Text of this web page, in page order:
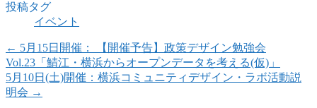
投稿タグ
イベント
← 5月15日開催： 【開催予告】政策デザイン勉強会
Vol.23「鯖江・横浜からオープンデータを考える(仮)」
5月10日(土)開催：横浜コミュニティデザイン・ラボ活動説
明会 →